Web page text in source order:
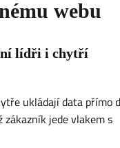
webu
lídři i chytří
ukládají data přímo
jede vlakem s